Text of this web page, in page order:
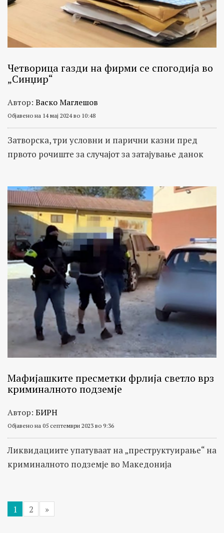
Четворица газди на фирми се спогодија во
„Синџир“
Автор: Васко Маглешов
Објавено на 14 мај 2024 во 10:48
Затворска, три условни и парични казни пред
првото рочиште за случајот за затајување данок
Мафијашките пресметки фрлија светло врз
криминалното подземје
Автор: БИРН
Објавено на 05 септември 2023 во 9:36
Ликвидациите упатуваат на „преструктуирање“ на
криминалното подземје во Македонија
1 2 »